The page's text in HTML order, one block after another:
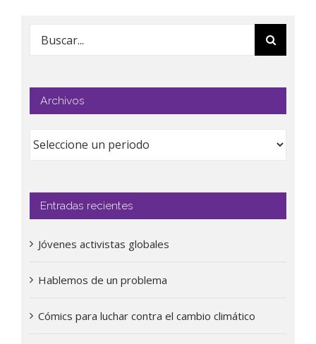
Buscar:
Archivos
Entradas recientes
Jóvenes activistas globales
Hablemos de un problema
Cómics para luchar contra el cambio climático